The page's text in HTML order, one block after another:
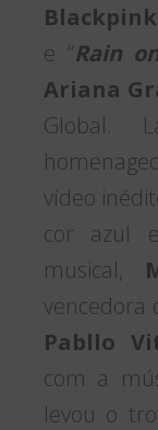
Blackpink
e “Rain
Ariana
Global.
vídeo
cor azul
musical,
vencedora
Pabllo
com a
levou o